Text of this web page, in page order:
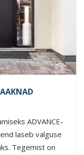
ADVANCE-
laseb valguse
Tegemist on